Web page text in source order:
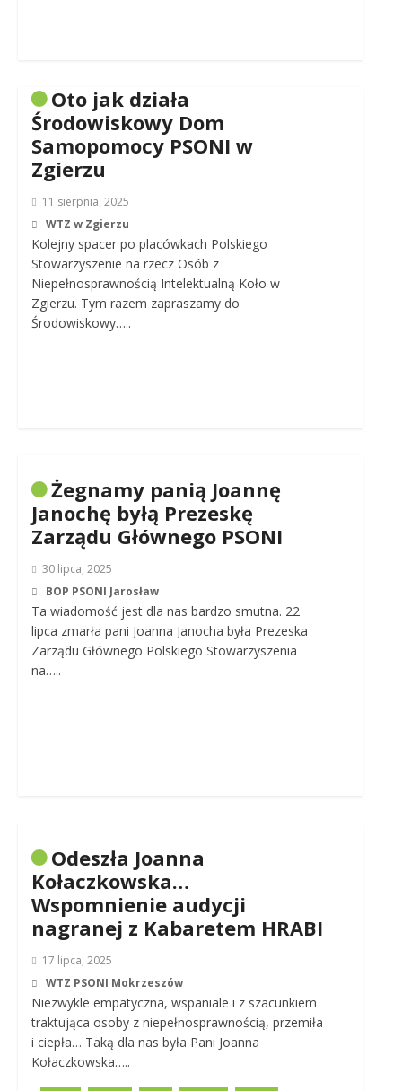
Oto jak działa
Środowiskowy Dom
Samopomocy PSONI w
Zgierzu
11 sierpnia, 2025
WTZ w Zgierzu
Kolejny spacer po placówkach Polskiego
Stowarzyszenie na rzecz Osób z
Niepełnosprawnością Intelektualną Koło w
Zgierzu. Tym razem zapraszamy do
Środowiskowy…..
Żegnamy panią Joannę
Janochę byłą Prezeskę
Zarządu Głównego PSONI
30 lipca, 2025
BOP PSONI Jarosław
Ta wiadomość jest dla nas bardzo smutna. 22
lipca zmarła pani Joanna Janocha była Prezeska
Zarządu Głównego Polskiego Stowarzyszenia
na…..
Odeszła Joanna
Kołaczkowska…
Wspomnienie audycji
nagranej z Kabaretem HRABI
17 lipca, 2025
WTZ PSONI Mokrzeszów
Niezwykle empatyczna, wspaniale i z szacunkiem
traktująca osoby z niepełnosprawnością, przemiła
i ciepła… Taką dla nas była Pani Joanna
Kołaczkowska…..